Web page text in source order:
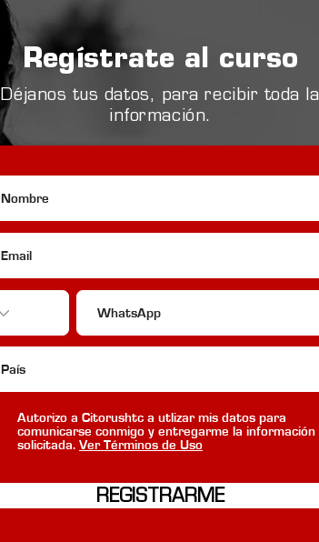
Regístrate al curso
Déjanos tus datos, para recibir toda la
información.
Autorizo a Citorushtc a utlizar mis datos para
comunicarse conmigo y entregarme la información
solicitada. Ver Términos de Uso
REGISTRARME